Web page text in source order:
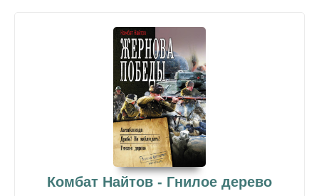
Комбат Найтов - Гнилое дерево